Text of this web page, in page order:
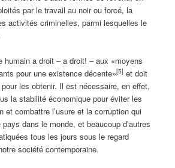
par le travail au noir ou forcé, la
activités criminelles, parmi lesquelles le
humain a droit – a droit! – aux «moyens
pour une existence décente»[5] et doit
les obtenir. Il est nécessaire, en effet,
la stabilité économique pour éviter les
et combattre l’usure et la corruption qui
dans le monde, et beaucoup d’autres
tous les jours sous le regard
société contemporaine.